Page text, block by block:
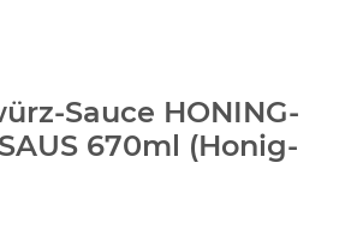
Sauce HONING-
670ml (Honig-